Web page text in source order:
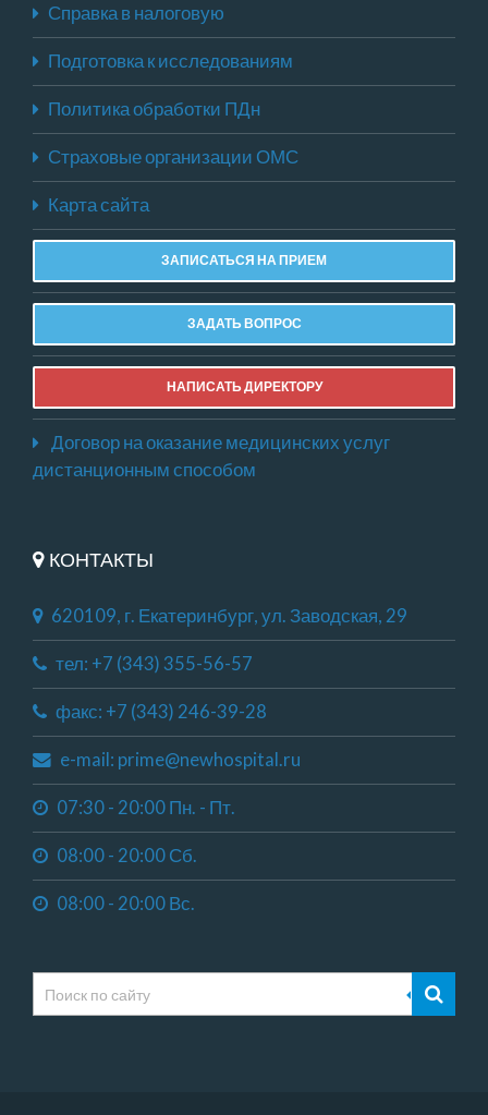
Справка в налоговую
Подготовка к исследованиям
Политика обработки ПДн
Страховые организации ОМС
Карта сайта
ЗАПИСАТЬСЯ НА ПРИЕМ
ЗАДАТЬ ВОПРОС
НАПИСАТЬ ДИРЕКТОРУ
Договор на оказание медицинских услуг
дистанционным способом
КОНТАКТЫ
620109, г. Екатеринбург, ул. Заводская, 29
тел: +7 (343) 355-56-57
факс: +7 (343) 246-39-28
e-mail: prime@newhospital.ru
07:30 - 20:00 Пн. - Пт.
08:00 - 20:00 Сб.
08:00 - 20:00 Вс.